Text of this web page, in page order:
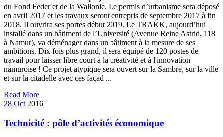
du Fond Feder et de la Wallonie. Le permis d’urbanisme sera déposé
en avril 2017 et les travaux seront entrepris de septembre 2017 à fin
2018. Il ouvrira ses portes début 2019. Le TRAKK, aujourd’hui
installé dans un bâtiment de l’Université (Avenue Reine Astrid, 118
à Namur), va déménager dans un bâtiment à la mesure de ses
ambitions. Dix fois plus grand, il sera équipé de 120 postes de
travail pour laisser libre court à la créativité et à l'innovation
namuroise ! Ce projet atypique sera ouvert sur la Sambre, sur la ville
et sur la citadelle avec ces façad ...
Read More
28 Oct 2016
Technicité : pôle d’activités économique